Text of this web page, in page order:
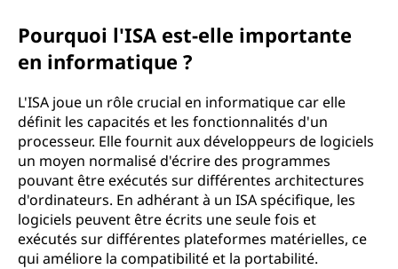
Pourquoi l'ISA est-elle importante
en informatique ?
L'ISA joue un rôle crucial en informatique car elle
définit les capacités et les fonctionnalités d'un
processeur. Elle fournit aux développeurs de logiciels
un moyen normalisé d'écrire des programmes
pouvant être exécutés sur différentes architectures
d'ordinateurs. En adhérant à un ISA spécifique, les
logiciels peuvent être écrits une seule fois et
exécutés sur différentes plateformes matérielles, ce
qui améliore la compatibilité et la portabilité.